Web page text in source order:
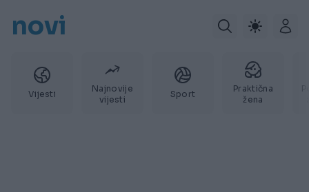
novi
Vijesti
Najnovije
vijesti
Sport
Praktična
žena